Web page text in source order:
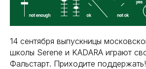
14 сентября выпускницы
школы Serene и KADARA играют
Фальстарт. Приходите поддержать!